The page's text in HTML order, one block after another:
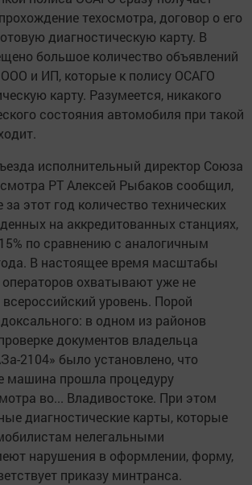
техосмотра, договор о его
диагностическую карту. В
большое количество объявлений
ООО и ИП, которые к полису ОСАГО
карту. Разумеется, никакого
состояния автомобиля при такой
исполнительный директор Союза
РТ Алексей Рыбаков сообщил,
за этот год количество технических
на аккредитованных станциях,
по сравнению с аналогичным
В настоящее время масштабы
охватывают уже не
уровень. Порой
в одном из районов
документов владельца
2104» было установлено, что
машина прошла процедуру
во... Владивостоке. При этом
диагностические карты, которые
нелегальными
нарушения в оформлении, форму,
приказу минтранса.